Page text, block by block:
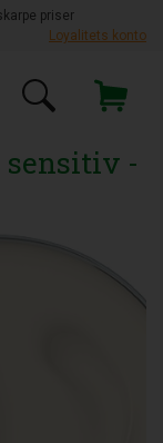
priser
Loyalitets konto
sensitiv -